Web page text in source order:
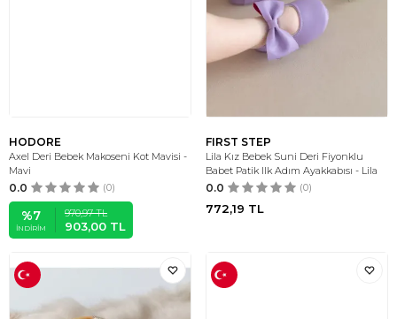
HODORE
Axel Deri Bebek Makoseni Kot Mavisi -
Mavi
0.0 (0)
%7
İNDIRIM
970,97TL
903,00 TL
FIRST STEP
Lila Kız Bebek Suni Deri Fiyonklu
Babet Patik Ilk Adım Ayakkabısı - Lila
0.0 (0)
772,19 TL